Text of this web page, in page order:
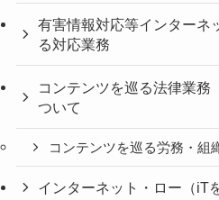
有害情報対応等インターネ
る対応業務
コンテンツを巡る法律業務
ついて
コンテンツを巡る労務・組
インターネット・ロー（iT